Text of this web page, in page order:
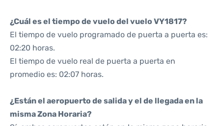
¿Cuál es el tiempo de vuelo del vuelo VY1817?
El tiempo de vuelo programado de puerta a puerta es:
02:20 horas.
El tiempo de vuelo real de puerta a puerta en
promedio es: 02:07 horas.
¿Están el aeropuerto de salida y el de llegada en la
misma Zona Horaria?